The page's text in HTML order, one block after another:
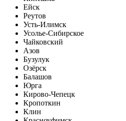
Ейск
Реутов
Усть-Илимск
Усолье-Сибирское
Чайковский
Азов
Бузулук
Озёрск
Балашов
Юрга
Кирово-Чепецк
Кропоткин
Клин